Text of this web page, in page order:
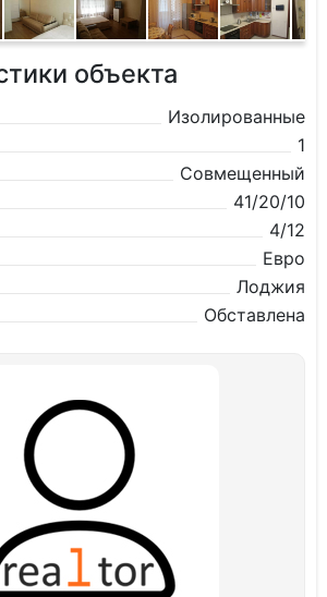
объекта
Изолированные
1
Совмещенный
41/20/10
4/12
Евро
Лоджия
Обставлена